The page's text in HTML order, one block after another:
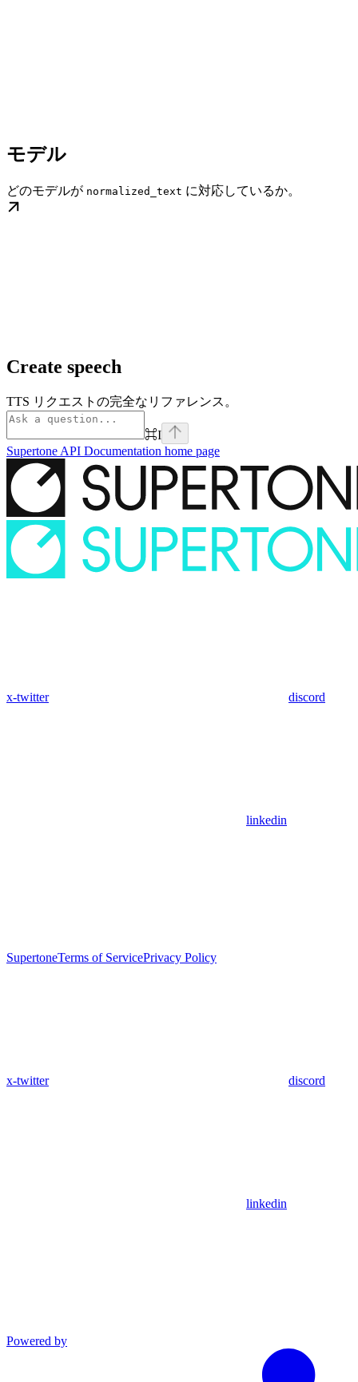
モデル
どのモデルが normalized_text に対応しているか。
Create speech
TTS リクエストの完全なリファレンス。
⌘I
Supertone API Documentation home page
x-twitter discord
linkedin
SupertoneTerms of ServicePrivacy Policy
x-twitter discord
linkedin
Powered by